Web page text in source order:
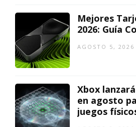
Mejores
2026: Guía
AGOSTO 5, 2026
Xbox
en agosto
juegos